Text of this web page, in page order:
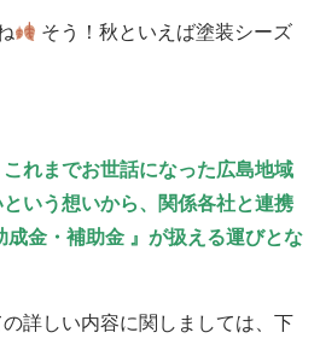
そう！秋といえば塗装シーズ
これまでお世話になった広島地域
いう想いから、関係各社と連携
成金・補助金 』が扱える運びとな
詳しい内容に関しましては、下